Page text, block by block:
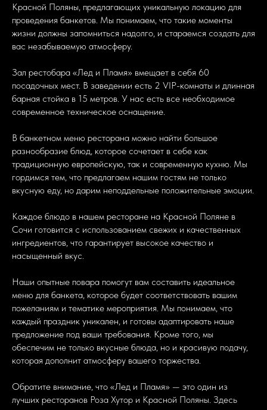
Красной Поляны, предлагающих уникальную локацию для
проведения банкетов. Мы понимаем, что такие моменты
жизни должны запомниться надолго, и стараемся создать для
вас незабываемую атмосферу.
Зал рестобара «Лед и Пламя» вмещает в себя 60
посадочных мест. В заведении есть 2 VIP-комнаты и длинная
барная стойка в 15 метров. У нас есть все необходимое
современное техническое оснащение.
В банкетном меню ресторана можно найти большое
разнообразие блюд, которое сочетает в себе как
традиционную европейскую, так и современную кухню. Мы
гордимся тем, что предлагаем нашим гостям не только
вкусную еду, но дарим неподдельные положительные эмоции.
Каждое блюдо в нашем ресторане на Красной Поляне в
Сочи готовится с использованием свежих и качественных
ингредиентов, что гарантирует высокое качество и
насыщенный вкус.
Наши опытные повара помогут вам составить идеальное
меню для банкета, которое будет соответствовать вашим
пожеланиям и тематике мероприятия. Мы понимаем, что
каждый праздник уникален, и готовы адаптировать наше
предложение под ваши требования. Кроме того, мы
обеспечим не только вкусные блюда, но и красивую подачу,
которая дополнит атмосферу вашего торжества.
Обратите внимание, что «Лед и Пламя» — это один из
лучших ресторанов Роза Хутор и Красной Поляны. Здесь